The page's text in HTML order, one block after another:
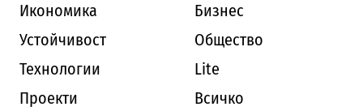
Икономика
Бизнес
Устойчивост
Общество
Технологии
Lite
Проекти
Всичко